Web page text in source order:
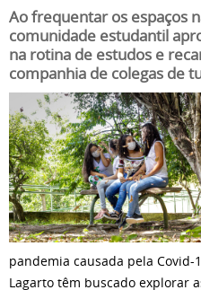
Ao frequentar os espaços
comunidade estudantil
na rotina de estudos e
companhia de colegas de
pandemia causada pela Covid-
Lagarto têm buscado explorar